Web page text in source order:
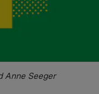
Anne Seeger